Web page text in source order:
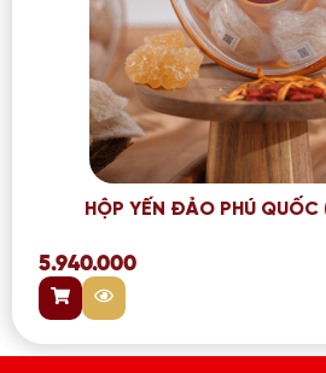
HỘP YẾN ĐẢO PHÚ
5.940.000